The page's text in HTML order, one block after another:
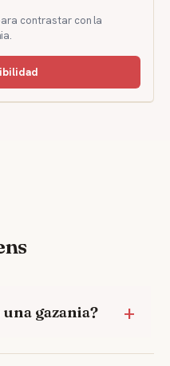
contrastar con la
gazania?